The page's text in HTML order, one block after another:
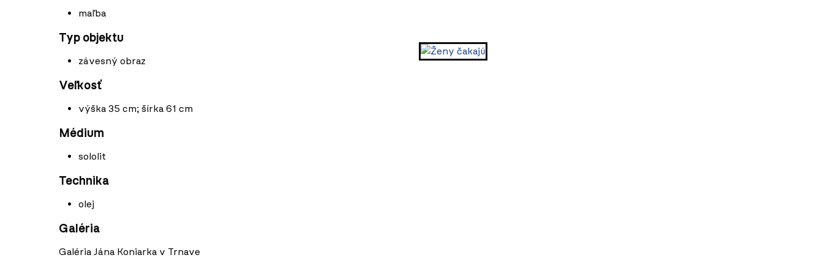
maľba
Typ objektu
závesný obraz
Veľkosť
výška 35 cm; šírka 61 cm
Médium
sololit
Technika
olej
Galéria
Galéria Jána Koniarka v Trnave